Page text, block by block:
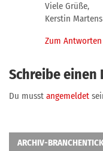
Viele Grüße,
Kerstin
Zum
Schreibe einen
Du musst angemeldet
ARCHIV-